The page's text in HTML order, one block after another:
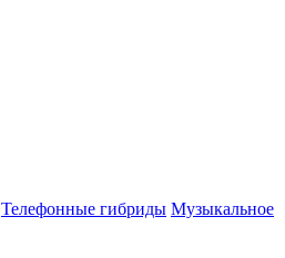
Телефонные гибриды Музыкальное